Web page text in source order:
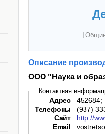
Описание
ООО "Наука и
Контактная
Адрес
452684;
Телефоны
(937)
Сайт
http://
Email